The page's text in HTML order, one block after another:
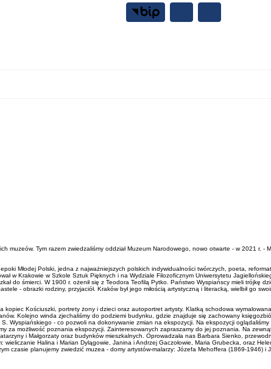
muzeów. Tym razem zwiedzaliśmy oddział Muzeum Narodowego, nowo otwarte - w 2021 r. -
Młodej Polski, jedna z najważniejszych polskich indywidualności twórczych, poeta,
w Krakowie w Szkole Sztuk Pięknych i na Wydziale Filozoficznym Uniwersytetu
do śmierci. W 1900 r. ożenił się z Teodora Teofilą Pytko. Państwo Wyspiańscy mieli trójkę
- obrazki rodziny, przyjaciół. Kraków był jego miłością artystyczną i literacką, wielbił go
Kościuszki, portrety żony i dzieci oraz autoportret artysty. Klatką schodowa
Kolejno winda zjechaliśmy do podziemi budynku, gdzie znajduje się zachowany
S. Wyspiańskiego - co pozwoli na dokonywanie zmian na ekspozycji. Na ekspozycji
za możliwość poznania ekspozycji. Zainteresowanych zapraszamy do jej poznania. Na
i Małgorzaty oraz budynków mieszkalnych. Oprowadzała nas Barbara Sienko,
Halina i Marian Dylągowie, Janina i Andrzej Gaczołowie, Maria Grubecka, oraz
czasie planujemy zwiedzić muzea - domy artystów-malarzy: Józefa Mehoffera (1869-1946) i